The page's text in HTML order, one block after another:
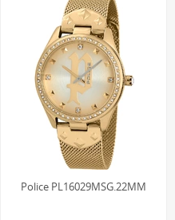
Police PL16029MSG.22MM